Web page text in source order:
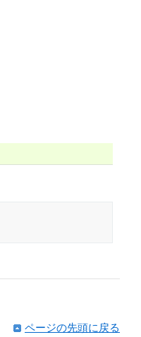
ページの先頭に戻る